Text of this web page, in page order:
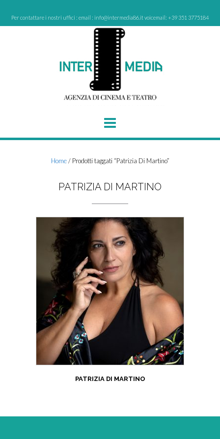
content
Per contattare i nostri uffici : email : info@intermedia86.it voicemail: +39 351 3775184
Home/ Prodotti taggati “Patrizia Di Martino”
PATRIZIA DI MARTINO
PATRIZIA DI MARTINO